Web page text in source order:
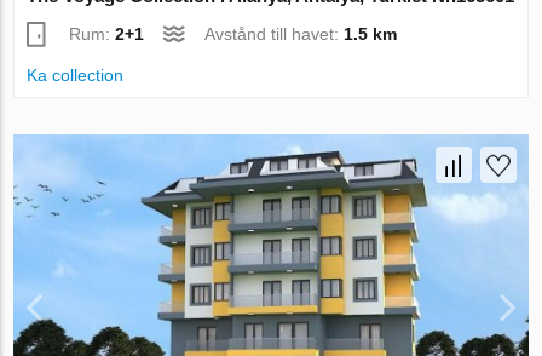
Rum:2+1 Avstånd till havet: 1.5 km
Ka collection